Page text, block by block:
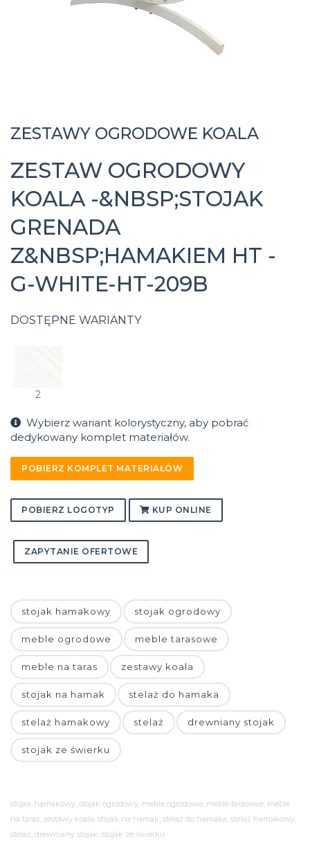
ZESTAWY OGRODOWE KOALA
ZESTAW OGRODOWY
KOALA -&NBSP;STOJAK
GRENADA
Z&NBSP;HAMAKIEM HT -
G-WHITE-HT-209B
DOSTĘPNE WARIANTY
2
Wybierz wariant kolorystyczny, aby pobrać
dedykowany komplet materiałów.
POBIERZ KOMPLET MATERIAŁÓW
POBIERZ LOGOTYP KUP ONLINE
ZAPYTANIE OFERTOWE
stojak hamakowy stojak ogrodowy
meble ogrodowe meble tarasowe
meble na taras zestawy koala
stojak na hamak stelaż do hamaka
stelaż hamakowy stelaż drewniany stojak
stojak ze świerku
stojak hamakowy, stojak ogrodowy, meble ogrodowe, meble tarasowe, meble
na taras, zestawy koala, stojak na hamak, stelaż do hamaka, stelaż hamakowy,
stelaż, drewniany stojak, stojak ze świerku